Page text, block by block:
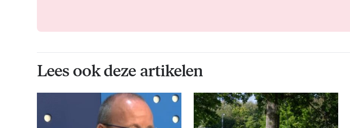
Lees ook deze artikelen